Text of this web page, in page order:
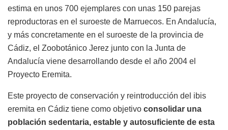
estima en unos 700 ejemplares con unas 150 parejas
reproductoras en el suroeste de Marruecos. En Andalucía,
y más concretamente en el suroeste de la provincia de
Cádiz, el Zoobotánico Jerez junto con la Junta de
Andalucía viene desarrollando desde el año 2004 el
Proyecto Eremita.
Este proyecto de conservación y reintroducción del ibis
eremita en Cádiz tiene como objetivo consolidar una
población sedentaria, estable y autosuficiente de esta